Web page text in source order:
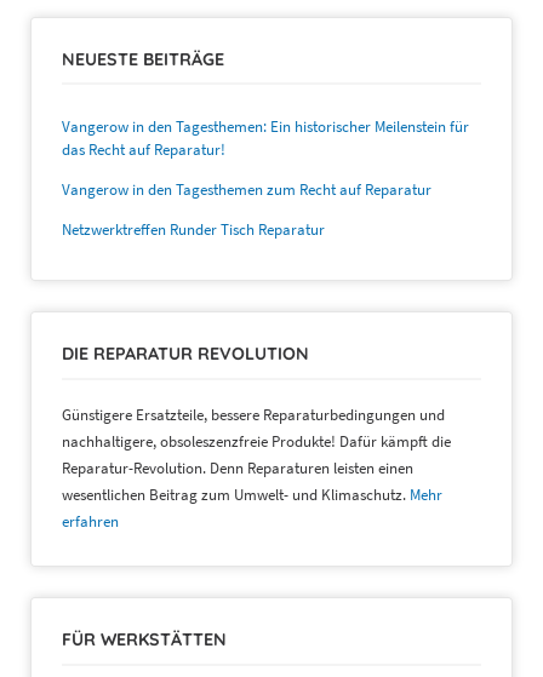
NEUESTE BEITRÄGE
Vangerow in den Tagesthemen: Ein historischer Meilenstein für
das Recht auf Reparatur!
Vangerow in den Tagesthemen zum Recht auf Reparatur
Netzwerktreffen Runder Tisch Reparatur
DIE REPARATUR REVOLUTION
Günstigere Ersatzteile, bessere Reparaturbedingungen und
nachhaltigere, obsoleszenzfreie Produkte! Dafür kämpft die
Reparatur-Revolution. Denn Reparaturen leisten einen
wesentlichen Beitrag zum Umwelt- und Klimaschutz. Mehr
erfahren
FÜR WERKSTÄTTEN